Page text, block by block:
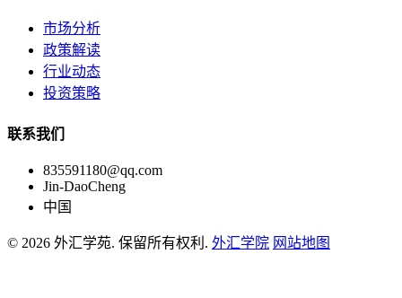
市场分析
政策解读
行业动态
投资策略
联系我们
835591180@qq.com
Jin-DaoCheng
中国
© 2026 外汇学苑. 保留所有权利. 外汇学院 网站地图